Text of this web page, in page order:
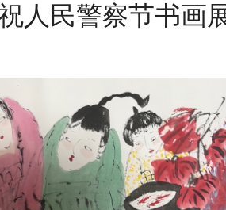
人民警察节书画